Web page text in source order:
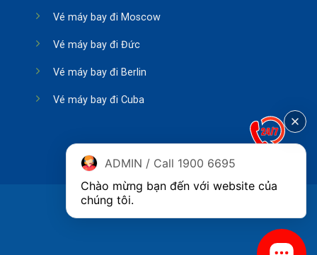
Vé máy bay đi Moscow
Vé máy bay đi Đức
Vé máy bay đi Berlin
Vé máy bay đi Cuba
Copyright 2026 ©
ADMIN / Call 1900 6695
Chào mừng bạn đến với website của
chúng tôi.